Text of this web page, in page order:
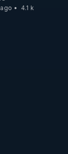
de
4.1 k